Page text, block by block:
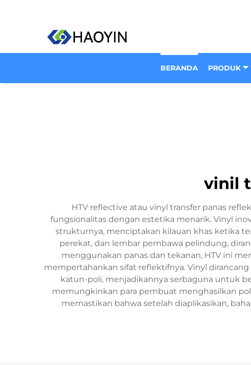
BERANDA PRODUK
vinil
HTV reflective atau vinyl transfer panas
fungsionalitas dengan estetika menarik. Vinyl
strukturnya, menciptakan kilauan khas ketika
perekat, dan lembar pembawa pelindung,
menggunakan panas dan tekanan, HTV ini
mempertahankan sifat reflektifnya. Vinyl
katun-poli, menjadikannya serbaguna untuk
memungkinkan para pembuat menghasilkan
memastikan bahwa setelah diaplikasikan,